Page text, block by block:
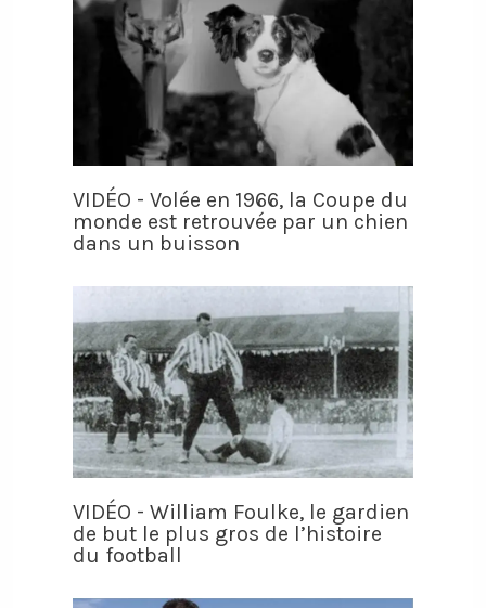
VIDÉO - Volée en 1966, la Coupe du
monde est retrouvée par un chien
dans un buisson
VIDÉO - William Foulke, le gardien
de but le plus gros de l’histoire
du football